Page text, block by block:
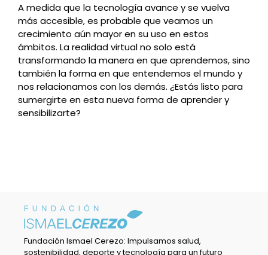
A medida que la tecnología avance y se vuelva
más accesible, es probable que veamos un
crecimiento aún mayor en su uso en estos
ámbitos. La realidad virtual no solo está
transformando la manera en que aprendemos, sino
también la forma en que entendemos el mundo y
nos relacionamos con los demás. ¿Estás listo para
sumergirte en esta nueva forma de aprender y
sensibilizarte?
Fundación Ismael Cerezo: Impulsamos salud,
sostenibilidad, deporte y tecnología para un futuro